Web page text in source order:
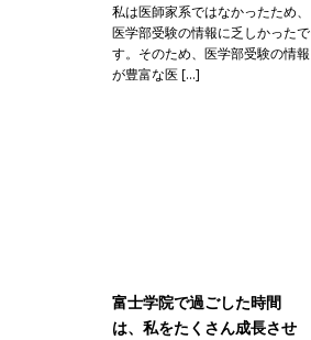
私は医師家系ではなかったため、
医学部受験の情報に乏しかったで
す。そのため、医学部受験の情報
が豊富な医 […]
富士学院で過ごした時間
は、私をたくさん成長させ